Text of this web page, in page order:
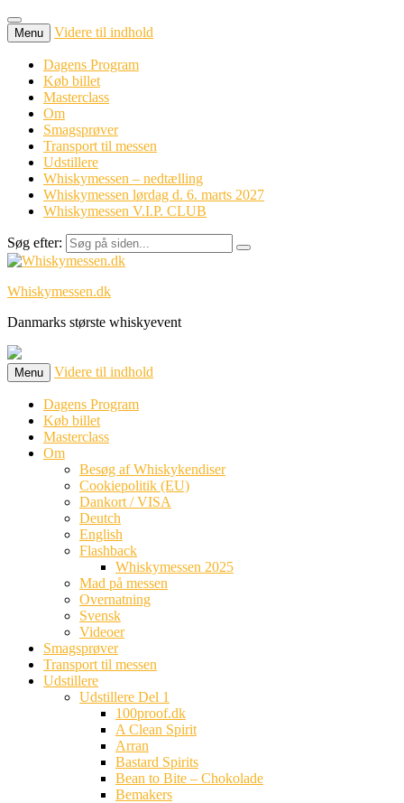
Menu Videre til indhold
Dagens Program
Køb billet
Masterclass
Om
Smagsprøver
Transport til messen
Udstillere
Whiskymessen – nedtælling
Whiskymessen lørdag d. 6. marts 2027
Whiskymessen V.I.P. CLUB
Søg efter:
Whiskymessen.dk
Danmarks største whiskyevent
Menu Videre til indhold
Dagens Program
Køb billet
Masterclass
Om
Besøg af Whiskykendiser
Cookiepolitik (EU)
Dankort / VISA
Deutch
English
Flashback
Whiskymessen 2025
Mad på messen
Overnatning
Svensk
Videoer
Smagsprøver
Transport til messen
Udstillere
Udstillere Del 1
100proof.dk
A Clean Spirit
Arran
Bastard Spirits
Bean to Bite – Chokolade
Bemakers